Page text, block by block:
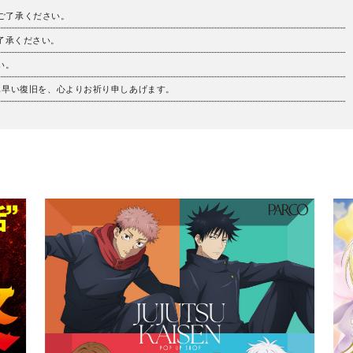
承ください。
ください。
い復旧を、心よりお祈り申しあげます。